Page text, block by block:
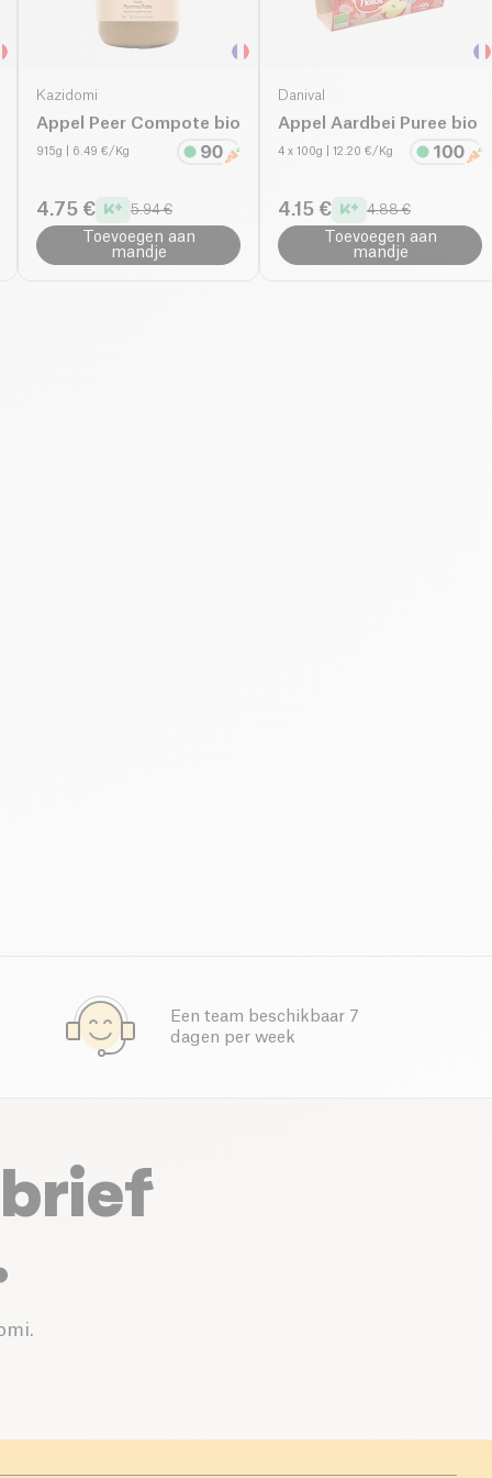
Kazidomi
Appel Peer Compote bio
915g | 6.49 €/Kg
4.75 € 5.94 €
Toevoegen aan
mandje
Danival
Appel Aardbei Puree bio
4 x 100g | 12.20 €/Kg
4.15 € 4.88 €
Toevoegen aan
mandje
Een team beschikbaar 7
dagen per week